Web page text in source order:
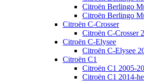
Citroën Berlingo
Citroën Berlingo
Citroën C-Crosser
Citroën C-Crosser
Citroën C-Elysee
Citroën C-Elysee
Citroën C1
Citroën C1 2005-
Citroën C1 2014-